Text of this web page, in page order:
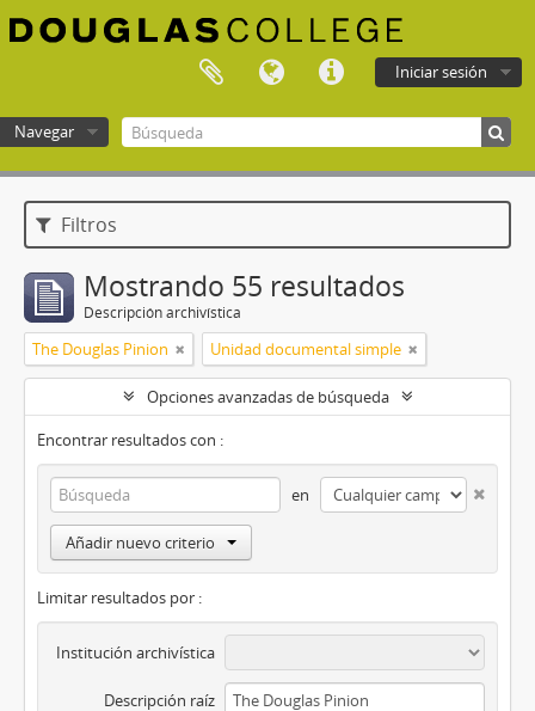
Iniciar sesión
Navegar
Filtros
Mostrando 55 resultados
Descripción archivística
The Douglas Pinion Unidad documental simple
Opciones avanzadas de búsqueda
Encontrar resultados con :
en
Añadir nuevo criterio
Limitar resultados por :
Institución archivística
Descripción raíz